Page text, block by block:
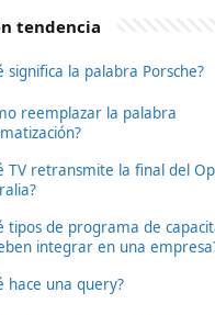
tendencia
significa la palabra Porsche?
reemplazar la palabra
TV retransmite la final del
tipos de programa de
integrar en una
hace una query?